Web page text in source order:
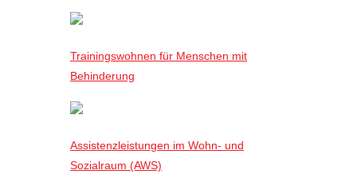
Trainingswohnen für Menschen mit
Behinderung
Assistenzleistungen im Wohn- und
Sozialraum (AWS)